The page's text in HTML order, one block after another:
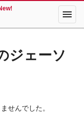
menu
ジェーソ
せんでした。